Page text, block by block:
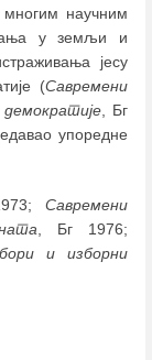
многим научним
у земљи и
јесу
(Савремени
, Бг
упоредне
Савремени
, Бг 1976;
и изборни